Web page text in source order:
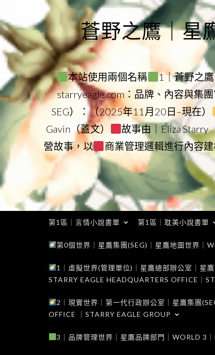
to
content
蒼野之鷹｜星
本站使用兩個名稱 1｜蒼野之
starryeagle.com：品牌、內容與集
SEG）：（2025年11月20日–現在）
Gavin（蓋文）
故事由｜Eliza Starry
營故事，以
商業管理邏輯進行內容
第1區｜言情小說書單 第1區｜耽美小說書單
第0個世界｜星鷹集團(SEG)｜星鷹地圖世界｜
1｜虛擬世界(管理單位)｜星鷹總部辦公室｜星
STARRY EAGLE HEADQUARTERS OFFICE｜
2｜現實世界｜第一代行政辦公室｜星鷹集團
OFFICE ｜STARRY EAGLE GROUP
3｜品牌管理世界｜星鷹品牌部門｜WORLD 3